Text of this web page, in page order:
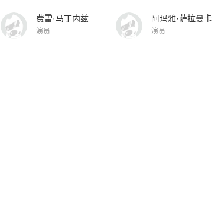
费雷·马丁内兹
演员
阿玛雅·萨拉曼卡
演员